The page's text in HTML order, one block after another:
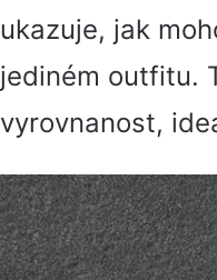
ukazuje, jak
jediném outfitu.
vyrovnanost,